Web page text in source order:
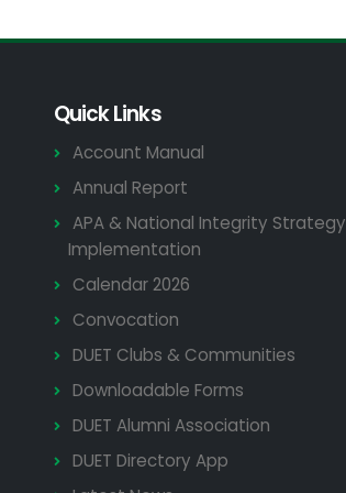
Quick Links
Account Manual
Annual Report
APA & National Integrity Strategy
Implementation
Calendar 2026
Convocation
DUET Clubs & Communities
Downloadable Forms
DUET Alumni Association
DUET Directory App